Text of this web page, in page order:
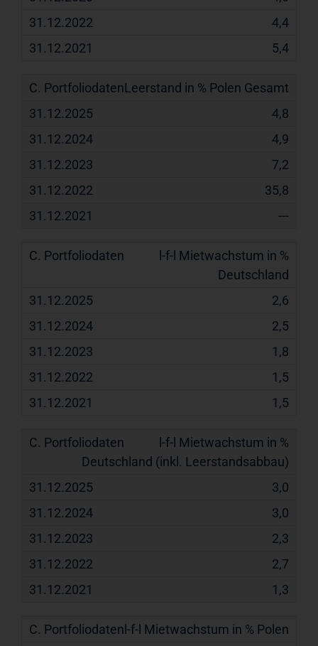
4,4
5,4
Leerstand in % Polen Gesamt
4,8
4,9
7,2
35,8
---
l-f-l Mietwachstum in %
Deutschland
2,6
2,5
1,8
1,5
1,5
l-f-l Mietwachstum in %
Deutschland (inkl. Leerstandsabbau)
3,0
3,0
2,3
2,7
1,3
l-f-l Mietwachstum in % Polen